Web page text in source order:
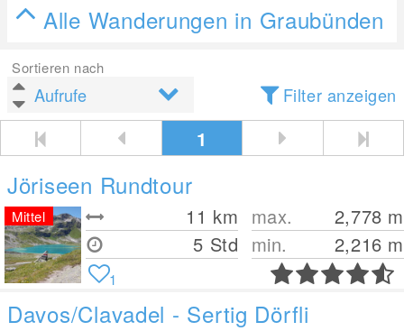
Alle Wanderungen in Graubünden
Sortieren nach
Filter anzeigen
1
Jöriseen Rundtour
11 km
5 Std
max. 2,778 m
min.
2,216 m
Mittel
1
Davos/Clavadel - Sertig Dörfli